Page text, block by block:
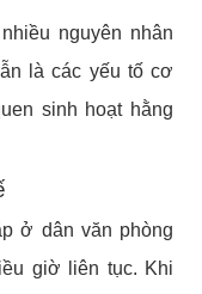
nguyên nhân
là các yếu tố cơ
sinh hoạt hằng
ở dân văn phòng
giờ liên tục. Khi